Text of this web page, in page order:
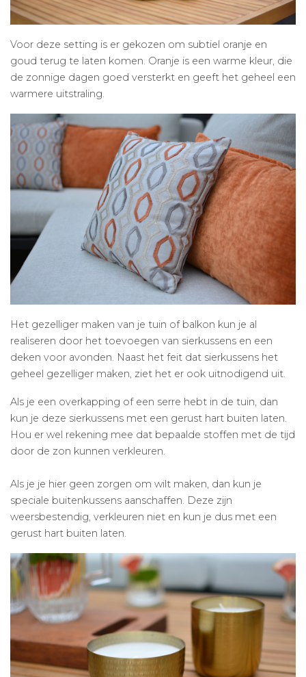
Voor deze setting is er gekozen om subtiel oranje en
goud terug te laten komen. Oranje is een warme kleur, die
de zonnige dagen goed versterkt en geeft het geheel een
warmere uitstraling.
Het gezelliger maken van je tuin of balkon kun je al
realiseren door het toevoegen van sierkussens en een
deken voor avonden. Naast het feit dat sierkussens het
geheel gezelliger maken, ziet het er ook uitnodigend uit.
Als je een overkapping of een serre hebt in de tuin, dan
kun je deze sierkussens met een gerust hart buiten laten.
Hou er wel rekening mee dat bepaalde stoffen met de tijd
door de zon kunnen verkleuren.
Als je je hier geen zorgen om wilt maken, dan kun je
speciale buitenkussens aanschaffen. Deze zijn
weersbestendig, verkleuren niet en kun je dus met een
gerust hart buiten laten.